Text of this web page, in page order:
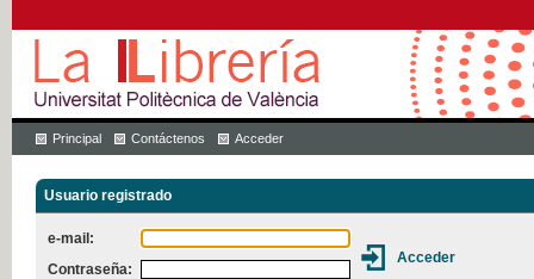
Principal Contáctenos Acceder
Usuario registrado
e-mail:
Contraseña: